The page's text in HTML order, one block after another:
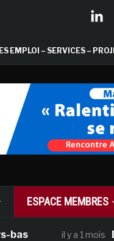
EMPLOI – SERVICES –
ESPACE MEMBRES
il y a 1 mois Dans